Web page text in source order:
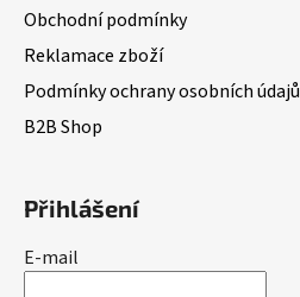
Obchodní podmínky
Reklamace zboží
Podmínky ochrany osobních údajů
B2B Shop
Přihlášení
E-mail